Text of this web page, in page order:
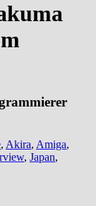
, Akira, Amiga,
, Japan,